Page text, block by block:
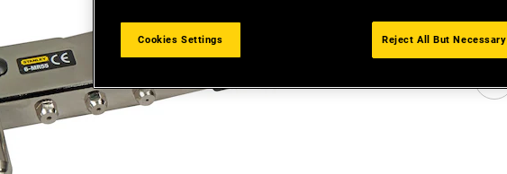
Cookies Settings Reject All But Necessary